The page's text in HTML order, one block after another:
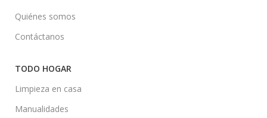
Quiénes somos
Contáctanos
TODO HOGAR
Limpieza en casa
Manualidades